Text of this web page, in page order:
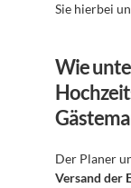
Sie hierbei
Wie
Der Planer
Versand der